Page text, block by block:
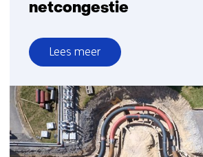
netcongestie
Lees meer
over
Satellietlaadpalen
bieden
tijdelijke
verlichting
bij